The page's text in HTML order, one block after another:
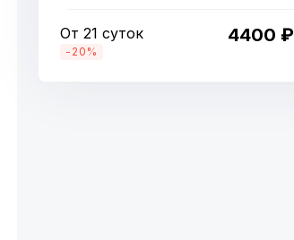
От 21 суток
-20%
4400 ₽